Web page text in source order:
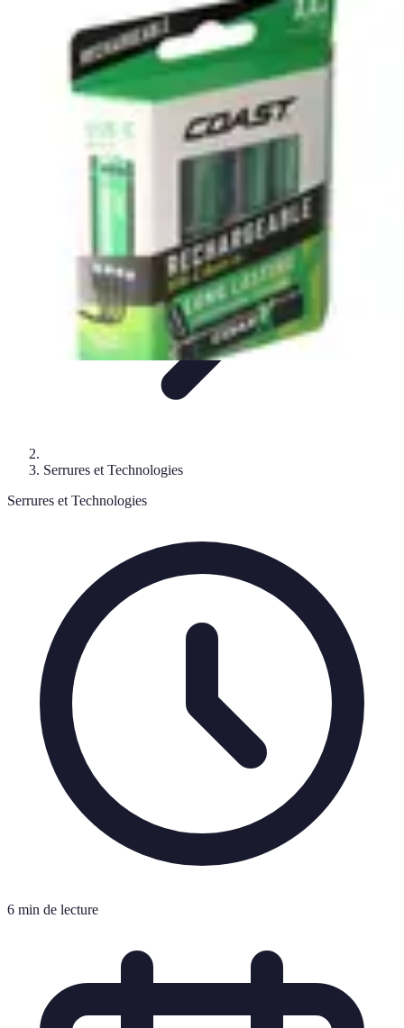
Conseils SécuritéChoix de SerrureTechnologie
Sécurité des
Choix de serrures
Serrure et Sécurité
Serrures et Technologies
Serrures et Technologies
6 min de lecture